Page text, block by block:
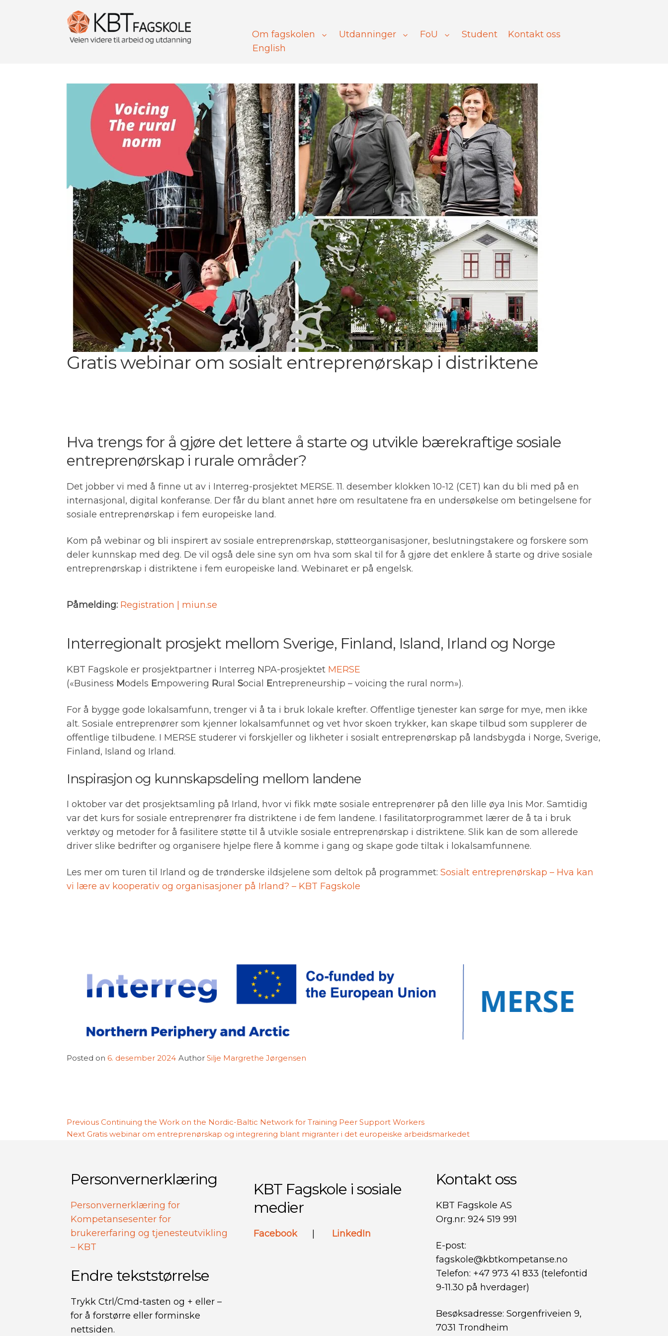
Om fagskolen Utdanninger FoU Student
Kontakt oss
English
Gratis webinar om sosialt entreprenørskap i distriktene
Hva trengs for å gjøre det lettere å starte og utvikle bærekraftige sosiale
entreprenørskap i rurale områder?
Det jobber vi med å finne ut av i Interreg-prosjektet MERSE. 11. desember klokken 10-12 (CET) kan du bli med på en
internasjonal, digital konferanse. Der får du blant annet høre om resultatene fra en undersøkelse om betingelsene for
sosiale entreprenørskap i fem europeiske land.
Kom på webinar og bli inspirert av sosiale entreprenørskap, støtteorganisasjoner, beslutningstakere og forskere som
deler kunnskap med deg. De vil også dele sine syn om hva som skal til for å gjøre det enklere å starte og drive sosiale
entreprenørskap i distriktene i fem europeiske land. Webinaret er på engelsk.
Påmelding: Registration | miun.se
Interregionalt prosjekt mellom Sverige, Finland, Island, Irland og Norge
KBT Fagskole er prosjektpartner i Interreg NPA-prosjektet MERSE
(«Business Models Empowering RuralSocial Entrepreneurship – voicing the rural norm»).
For å bygge gode lokalsamfunn, trenger vi å ta i bruk lokale krefter. Offentlige tjenester kan sørge for mye, men ikke
alt. Sosiale entreprenører som kjenner lokalsamfunnet og vet hvor skoen trykker, kan skape tilbud som supplerer de
offentlige tilbudene. I MERSE studerer vi forskjeller og likheter i sosialt entreprenørskap på landsbygda i Norge, Sverige,
Finland, Island og Irland.
Inspirasjon og kunnskapsdeling mellom landene
I oktober var det prosjektsamling på Irland, hvor vi fikk møte sosiale entreprenører på den lille øya Inis Mor. Samtidig
var det kurs for sosiale entreprenører fra distriktene i de fem landene. I fasilitatorprogrammet lærer de å ta i bruk
verktøy og metoder for å fasilitere støtte til å utvikle sosiale entreprenørskap i distriktene. Slik kan de som allerede
driver slike bedrifter og organisere hjelpe flere å komme i gang og skape gode tiltak i lokalsamfunnene.
Les mer om turen til Irland og de trønderske ildsjelene som deltok på programmet:Sosialt entreprenørskap – Hva kan
vi lære av kooperativ og organisasjoner på Irland? – KBT Fagskole
Posted on 6. desember 2024 AuthorSilje Margrethe Jørgensen
Innleggsnavigasjon
Previous Previous
post:
Continuing the Work on the Nordic-Baltic Network for Training Peer Support Workers
Next Next
Gratis webinar om entreprenørskap og integrering blant migranter i det europeiske arbeidsmarkedet
Personvernerklæring
Personvernerklæring for
Kompetansesenter for
brukererfaring og tjenesteutvikling
– KBT
Endre tekststørrelse
Trykk Ctrl/Cmd-tasten og + eller –
for å forstørre eller forminske
nettsiden.
KBT Fagskole i sosiale
medier
Facebook LinkedIn
Kontakt oss
KBT Fagskole AS
Org.nr: 924 519 991
E-post:
fagskole@kbtkompetanse.no
Telefon: +47 973 41 833 (telefontid
9-11.30 på hverdager)
Besøksadresse: Sorgenfriveien 9,
7031 Trondheim